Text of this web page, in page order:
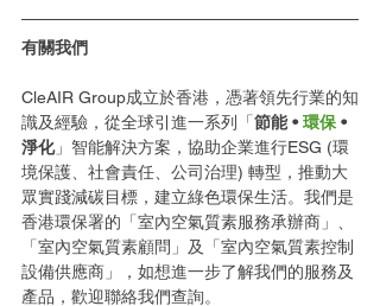
有關我們
CleAIR Group成立於香港，憑著領先行業的知
識及經驗，從全球引進一系列「節能 • 環保 •
淨化」智能解決方案，協助企業進行ESG (環
境保護、社會責任、公司治理) 轉型，推動大
眾實踐減碳目標，建立綠色環保生活。我們是
香港環保署的「室內空氣質素服務承辦商」、
「室內空氣質素顧問」及「室內空氣質素控制
設備供應商」，如想進一步了解我們的服務及
產品，歡迎聯絡我們查詢。